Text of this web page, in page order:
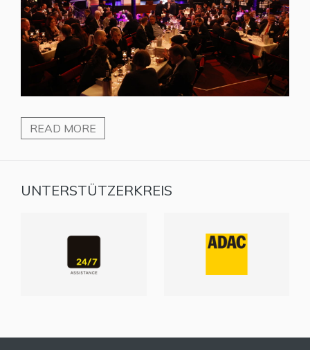
READ MORE
UNTERSTÜTZERKREIS